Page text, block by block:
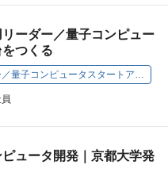
ーダー／量子コンピュー
つくる
【リモート可】グローバル採用リーダー／量子コンピュータスタートアップで人事の土台をつくる
ュータ開発｜京都大学発